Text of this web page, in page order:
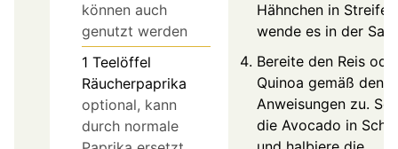
können auch
genutzt werden
1 Teelöffel
Räucherpaprika
optional, kann
durch normale
Hähnchen in
wende es in der
Bereite den Reis
Quinoa gemäß den
Anweisungen zu.
die Avocado in